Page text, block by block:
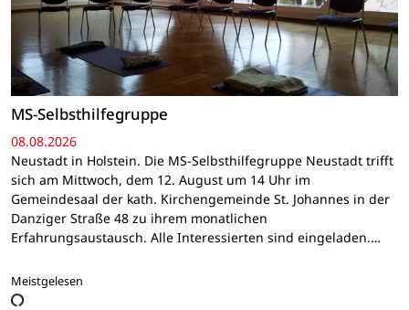
MS-Selbsthilfegruppe
08.08.2026
Neustadt in Holstein. Die MS-Selbsthilfegruppe Neustadt trifft
sich am Mittwoch, dem 12. August um 14 Uhr im
Gemeindesaal der kath. Kirchengemeinde St. Johannes in der
Danziger Straße 48 zu ihrem monatlichen
Erfahrungsaustausch. Alle Interessierten sind eingeladen.…
Meistgelesen